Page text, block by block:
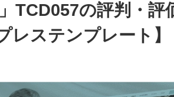
TCD057の評判・評
レステンプレート】